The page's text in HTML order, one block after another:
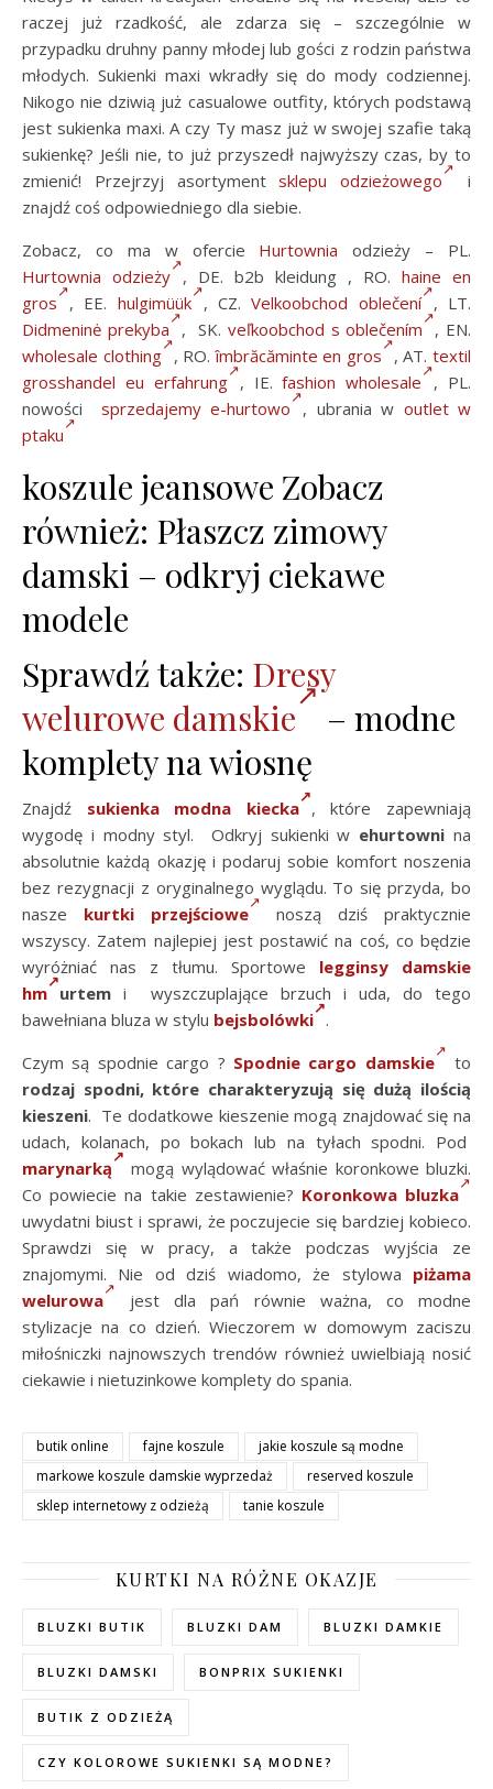
raczej już rzadkość, ale zdarza się – szczególnie w
przypadku druhny panny młodej lub gości z rodzin państwa
młodych. Sukienki maxi wkradły się do mody codziennej.
Nikogo nie dziwią już casualowe outfity, których podstawą
jest sukienka maxi. A czy Ty masz już w swojej szafie taką
sukienkę? Jeśli nie, to już przyszedł najwyższy czas, by to
zmienić! Przejrzyj asortymentsklepu odzieżowego
i
znajdź coś odpowiedniego dla siebie.
Zobacz, co ma w ofercie Hurtownia odzieży – PL.
Hurtownia odzieży , DE. b2b kleidung , RO. haine en
gros
, EE. hulgimüük , CZ.Velkoobchod oblečení
, LT.
Didmeninė prekyba
, SK. veľkoobchod s oblečením
, EN.
wholesale clothing
, RO.îmbrăcăminte en gros , AT.textil
grosshandel eu erfahrung
, IE.fashion wholesale
, PL.
nowości sprzedajemy e-hurtowo , ubrania w outlet w
ptaku
koszule jeansowe Zobacz
również: Płaszcz zimowy
damski – odkryj ciekawe
modele
Sprawdź także: Dresy
welurowe damskie
– modne
komplety na wiosnę
Znajdź sukienka modna kiecka
, które zapewniają
wygodę i modny styl. Odkryj sukienki w ehurtowni na
absolutnie każdą okazję i podaruj sobie komfort noszenia
bez rezygnacji z oryginalnego wyglądu. To się przyda, bo
nasze kurtki przejściowe
noszą dziś praktycznie
wszyscy. Zatem najlepiej jest postawić na coś, co będzie
wyróżniać nas z tłumu. Sportowe legginsy damskie
hm urtem i wyszczuplające brzuch i uda, do tego
bawełniana bluza w stylu bejsbolówki .
Czym są spodnie cargo ? Spodnie cargo damskie
to
rodzaj spodni, które charakteryzują się dużą ilością
kieszeni. Te dodatkowe kieszenie mogą znajdować się na
udach, kolanach, po bokach lub na tyłach spodni. Pod
marynarką
mogą wylądować właśnie koronkowe bluzki.
Co powiecie na takie zestawienie? Koronkowa bluzka
uwydatni biust i sprawi, że poczujecie się bardziej kobieco.
Sprawdzi się w pracy, a także podczas wyjścia ze
znajomymi. Nie od dziś wiadomo, że stylowa piżama
welurowa
jest dla pań równie ważna, co modne
stylizacje na co dzień. Wieczorem w domowym zaciszu
miłośniczki najnowszych trendów również uwielbiają nosić
ciekawie i nietuzinkowe komplety do spania.
butik online fajne koszule
jakie koszule są modne
markowe koszule damskie wyprzedaż
reserved koszule
sklep internetowy z odzieżą
tanie koszule
KURTKI NA RÓŻNE OKAZJE
BLUZKI BUTIK BLUZKI DAM BLUZKI DAMKIE
BLUZKI DAMSKI BONPRIX SUKIENKI
BUTIK Z ODZIEŻĄ
CZY KOLOROWE SUKIENKI SĄ MODNE?